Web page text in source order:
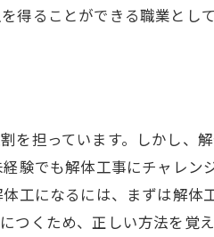
ることができる職業として
を担っています。しかし、
験でも解体工事にチャレ
工になるには、まずは解
つくため、正しい方法を覚